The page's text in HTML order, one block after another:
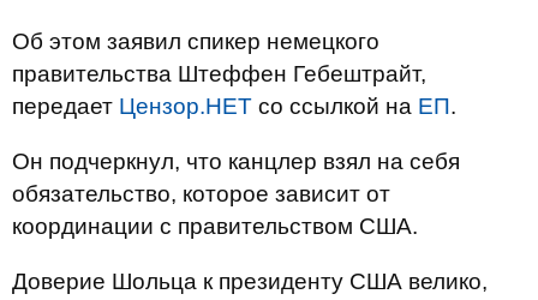
Об этом заявил спикер немецкого
правительства Штеффен Гебештрайт,
передает Цензор.НЕТ со ссылкой на ЕП.
Он подчеркнул, что канцлер взял на себя
обязательство, которое зависит от
координации с правительством США.
Доверие Шольца к президенту США велико,